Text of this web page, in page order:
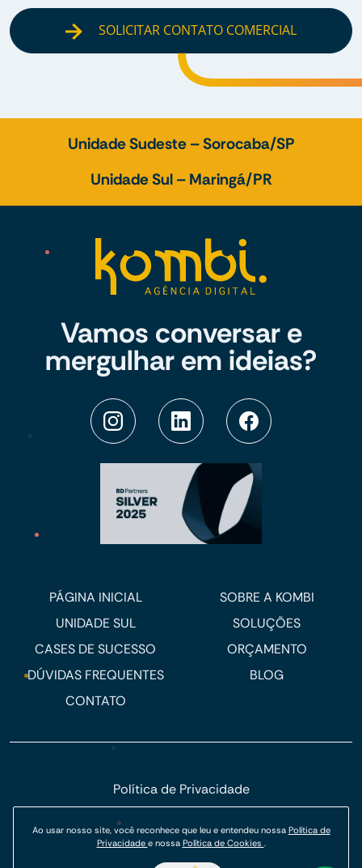
SOLICITAR CONTATO COMERCIAL
Unidade Sudeste – Sorocaba/SP
Unidade Sul – Maringá/PR
Vamos conversar e
mergulhar em ideias?
PÁGINA INICIAL
SOBRE A KOMBI
UNIDADE SUL
SOLUÇÕES
CASES DE SUCESSO
ORÇAMENTO
DÚVIDAS FREQUENTES
BLOG
CONTATO
Política de Privacidade
© Kombi Agência Digital 2026.
Ao usar nosso site, você reconhece que leu e entendeu nossa Política de
Privacidade e nossa Política de Cookies .